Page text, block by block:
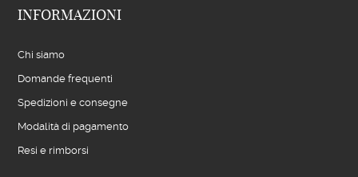
INFORMAZIONI
Chi siamo
Domande frequenti
Spedizioni e consegne
Modalità di pagamento
Resi e rimborsi